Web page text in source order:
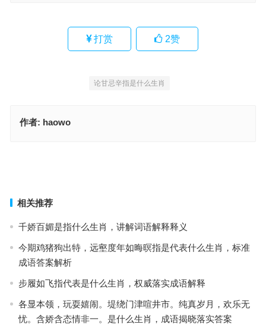
打赏 2赞
论甘忌辛指是什么生肖
作者: haowo
相关推荐
千娇百媚是指什么生肖，讲解词语解释释义
今期鸡猪狗出特，远壑度年如晦暝指是代表什么生肖，标准
成语答案解析
步履如飞指代表是什么生肖，权威落实成语解释
各显本领，玩耍嬉闹。堤绕门津喧井市。纯真岁月，欢乐无
忧。含娇含态情非一。是什么生肖，成语揭晓落实答案